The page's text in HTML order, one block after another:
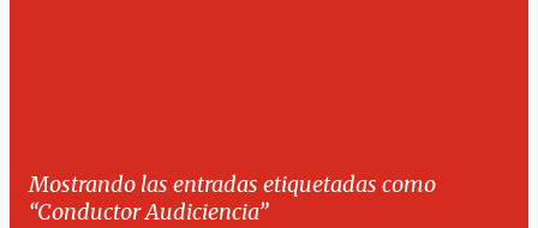
Mostrando las entradas etiquetadas como
Conductor Audiciencia